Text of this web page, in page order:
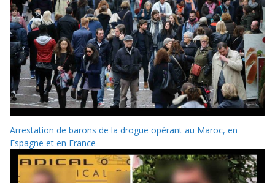
Arrestation de barons de la drogue opérant au Maroc, en
Espagne et en France